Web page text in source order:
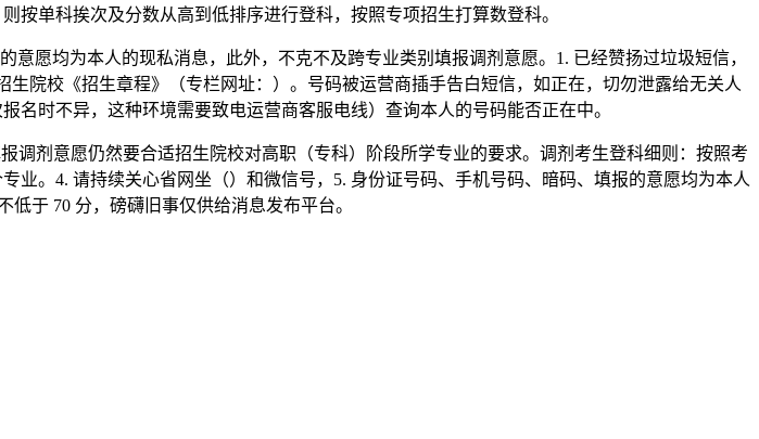
按单科挨次及分数从高到低排序进行登科，按照专项招生打算数登科。
愿均为本人的现私消息，此外，不克不及跨专业类别填报调剂意愿。1. 已经赞扬过垃圾短信，
院校《招生章程》（专栏网址：）。号码被运营商插手告白短信，如正在，切勿泄露给无关人
名时不异，这种环境需要致电运营商客服电线）查询本人的号码能否正在中。
剂意愿仍然要合适招生院校对高职（专科）阶段所学专业的要求。调剂考生登科细则：按照考
。4. 请持续关心省网坐（）和微信号，5. 身份证号码、手机号码、暗码、填报的意愿均为本人
于 70 分，磅礴旧事仅供给消息发布平台。